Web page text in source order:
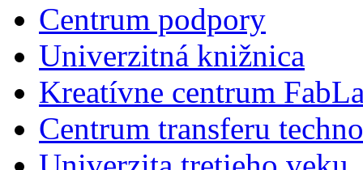
Centrum podpory
Univerzitná knižnica
Kreatívne centrum
Centrum transferu